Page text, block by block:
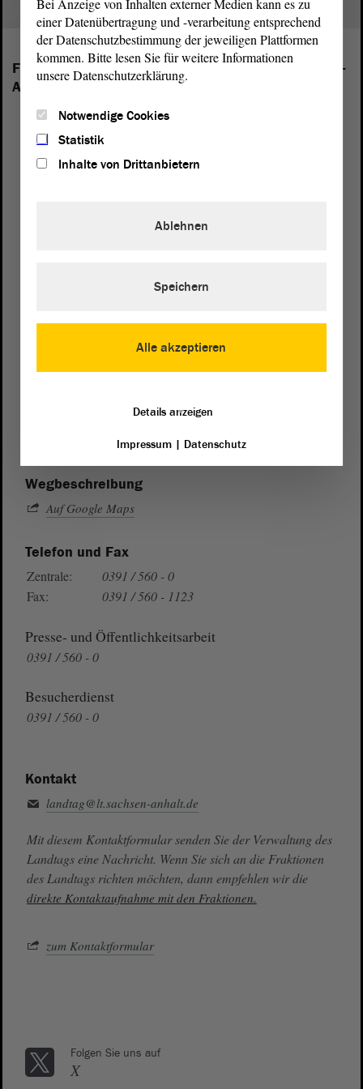
Folgende Fraktionen sind im Landtag von Sachsen-
Anhalt vertreten:
Postanschrift
39104 Magdeburg
Wegbeschreibung
Auf Google Maps
Telefon und Fax
Zentrale:
0391 / 560 - 0
Fax:
0391 / 560 - 1123
Presse- und Öffentlichkeitsarbeit
0391 / 560 - 0
Besucherdienst
0391 / 560 - 0
Kontakt
landtag@lt.sachsen-anhalt.de
Mit diesem Kontaktformular senden Sie der Verwaltung des
Landtags eine Nachricht. Wenn Sie sich an die Fraktionen
des Landtags richten möchten, dann empfehlen wir die
direkte Kontaktaufnahme mit den Fraktionen.
zum Kontaktformular
Folgen Sie uns auf
X
Bei Anzeige von Inhalten externer Medien kann es zu
einer Datenübertragung und -verarbeitung entsprechend
der Datenschutzbestimmung der jeweiligen Plattformen
kommen. Bitte lesen Sie für weitere Informationen
unsere Datenschutzerklärung.
Notwendige Cookies
Statistik
Inhalte von Drittanbietern
Alle akzeptieren
Ablehnen
Speichern
Details anzeigen
Impressum| Datenschutz